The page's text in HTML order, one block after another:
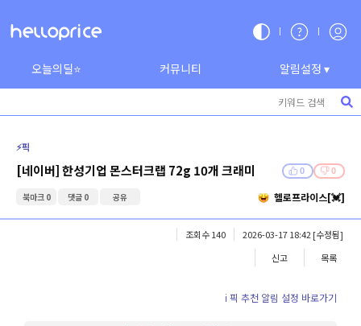
오늘의딜⭐ 커뮤니티 알림설정 ▾
⚡️픽
[네이버] 한성기업 몬스터크랩 72g 10개 크래미 0 0
북마크 0 댓글 0 공유 헬로프라이스[💓]
조회수 140 2026-03-17 18:42 [수정됨]
신고
목록
ℹ️ 픽 추천 알림 설정 바로가기